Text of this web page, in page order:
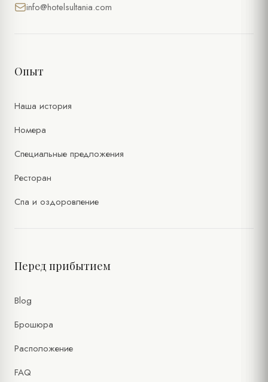
info@hotelsultania.com
Опыт
Наша история
Номера
Специальные предложения
Ресторан
Спа и оздоровление
Перед прибытием
Blog
Брошюра
Расположение
FAQ